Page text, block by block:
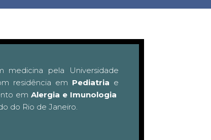
medicina pela Universidade
residência em Pediatria e
emAlergia e Imunologia
do Rio de Janeiro.